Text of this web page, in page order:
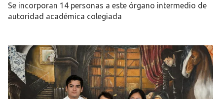
Se incorporan 14 personas a este órgano intermedio de
autoridad académica colegiada